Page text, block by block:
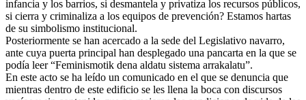
infancia y los barrios, si desmantela y privatiza los recursos públicos,
si cierra y criminaliza a los equipos de prevención? Estamos hartas
de su simbolismo institucional.
Posteriormente se han acercado a la sede del Legislativo navarro,
ante cuya puerta principal han desplegado una pancarta en la que se
podía leer “Feminismotik dena aldatu sistema arrakalatu”.
En este acto se ha leído un comunicado en el que se denuncia que
mientras dentro de este edificio se les llena la boca con discursos